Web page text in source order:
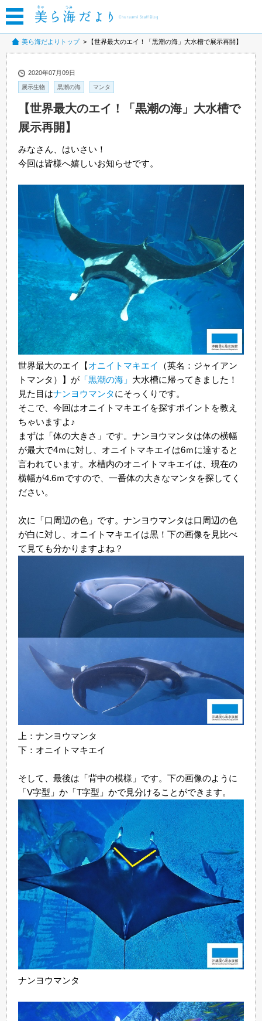
美ら海だよりトップ 【世界最大のエイ！「黒潮の海」大水槽で展示再開】
2020年07月09日
展示生物 黒潮の海 マンタ
【世界最大のエイ！「黒潮の海」大水槽で
展示再開】
みなさん、はいさい！
今回は皆様へ嬉しいお知らせです。
世界最大のエイ【オニイトマキエイ
（英名：ジャイアン
トマンタ）】が 「黒潮の海」 大水槽に帰ってきました！
見た目はナンヨウマンタにそっくりです。
そこで、今回はオニイトマキエイを探すポイントを教え
ちゃいますよ♪
まずは「体の大きさ」です。ナンヨウマンタは体の横幅
が最大で4ｍに対し、オニイトマキエイは6ｍに達すると
言われています。水槽内のオニイトマキエイは、現在の
横幅が4.6ｍですので、一番体の大きなマンタを探してく
ださい。
次に「口周辺の色」です。ナンヨウマンタは口周辺の色
が白に対し、オニイトマキエイは黒！下の画像を見比べ
て見ても分かりますよね？
上：ナンヨウマンタ
下：オニイトマキエイ
そして、最後は「背中の模様」です。下の画像のように
「V字型」か「T字型」かで見分けることができます。
ナンヨウマンタ